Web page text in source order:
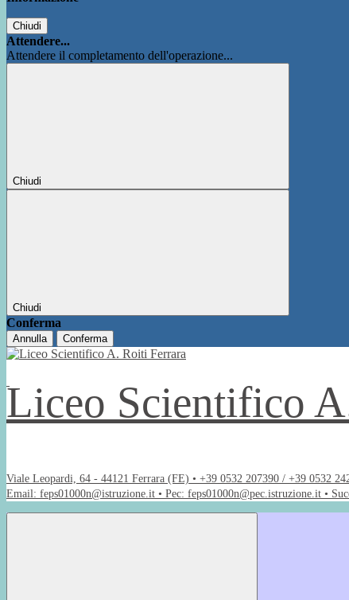
Chiudi
Attendere...
Attendere il completamento dell'operazione...
Chiudi
Chiudi
Conferma
Annulla Conferma
Liceo Scientifico
Viale Leopardi, 64 - 44121 Ferrara (FE) • +39 0532 207390 / +39 0532
Email: feps01000n@istruzione.it • Pec: feps01000n@pec.istruzione.it •